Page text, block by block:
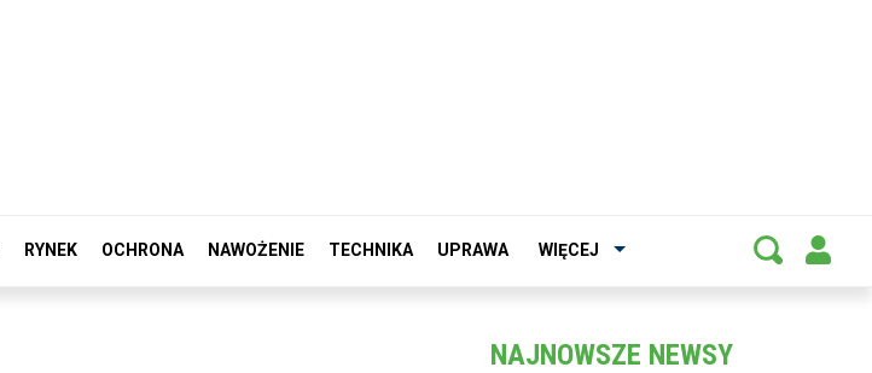
RYNEK OCHRONA NAWOŻENIE TECHNIKA UPRAWA WIĘCEJ
NAJNOWSZE NEWSY